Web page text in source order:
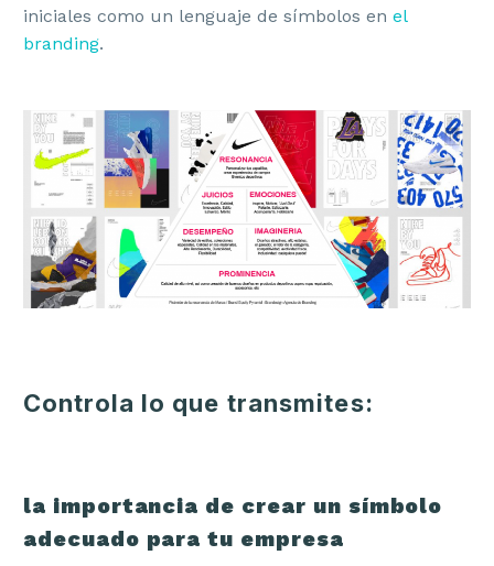
iniciales como un lenguaje de símbolos en el
branding.
Controla lo que transmites:
la importancia de crear un símbolo
adecuado para tu empresa